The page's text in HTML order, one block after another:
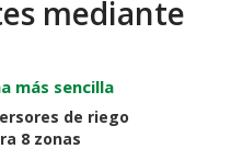
mediante
más sencilla
de riego
8 zonas